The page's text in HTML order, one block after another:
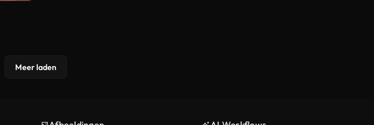
Meer laden